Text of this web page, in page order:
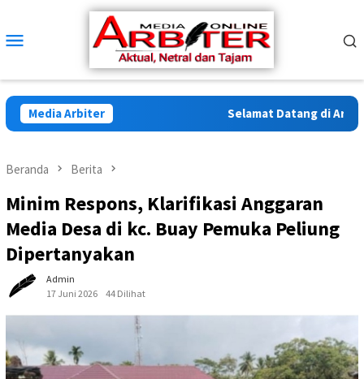
konten
Mobile
Media Arbiter Selamat Datang di
Beranda Berita
Minim Respons, Klarifikasi Anggaran
Media Desa di kc. Buay Pemuka Peliung
Dipertanyakan
Admin
17 Juni 2026
44 Dilihat